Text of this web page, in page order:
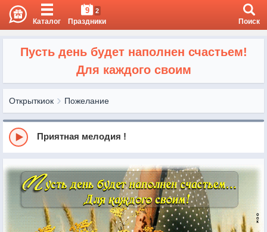
Каталог
9 2
Праздники Поиск
Пусть день будет наполнен счастьем!
Для каждого своим
Открыткиок Пожелание
Приятная мелодия !